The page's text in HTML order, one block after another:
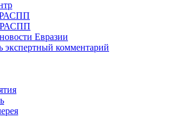
РАСПП
РАСПП
Евразии
экспертный комментарий